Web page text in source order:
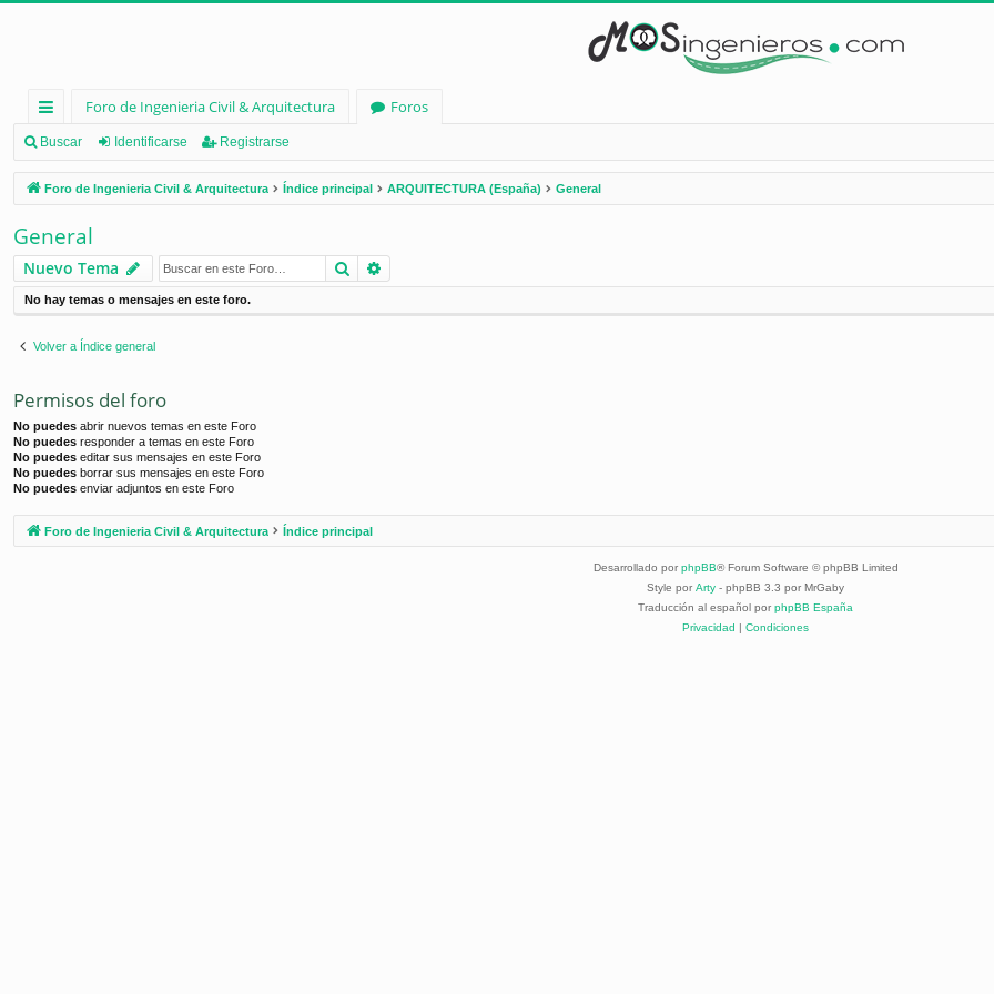
nl
ac
es
rá
pi
d
os
Foro de Ingenieria Civil & Arquitectura
Foros
Buscar Identificarse Registrarse
Foro de Ingenieria Civil & Arquitectura Índice principal ARQUITECTURA (España) General
General
Nuevo Tema Buscar
No hay temas o mensajes en este foro.
Volver a Índice general
Permisos del foro
No puedes abrir nuevos temas en este Foro
No puedes responder a temas en este Foro
No puedes editar sus mensajes en este Foro
No puedes borrar sus mensajes en este Foro
No puedes enviar adjuntos en este Foro
Foro de Ingenieria Civil & Arquitectura Índice principal
Desarrollado por phpBB® Forum Software © phpBB Limited
Style por Arty - phpBB 3.3 por MrGaby
Traducción al español por phpBB España
Privacidad | Condiciones